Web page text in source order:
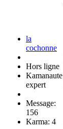
la
cochonne
Hors ligne
Kamanaute
expert
Message:
156
Karma: 4